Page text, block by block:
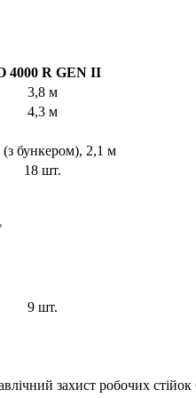
4000 R GEN II
3,8 м
4,3 м
бункером), 2,1 м
18 шт.
9 шт.
захист робочих стійок